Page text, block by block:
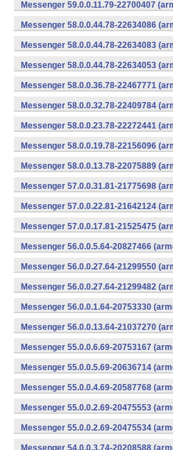
Messenger 59.0.0.11.79-22700407
Messenger 58.0.0.44.78-22634086
Messenger 58.0.0.44.78-22634083
Messenger 58.0.0.44.78-22634053
Messenger 58.0.0.36.78-22467771
Messenger 58.0.0.32.78-22409784
Messenger 58.0.0.23.78-22272441
Messenger 58.0.0.19.78-22156096
Messenger 58.0.0.13.78-22075889
Messenger 57.0.0.31.81-21775698
Messenger 57.0.0.22.81-21642124
Messenger 57.0.0.17.81-21525475
Messenger 56.0.0.5.64-20827466
Messenger 56.0.0.27.64-21299550
Messenger 56.0.0.27.64-21299482
Messenger 56.0.0.1.64-20753330
Messenger 56.0.0.13.64-21037270
Messenger 55.0.0.6.69-20753167
Messenger 55.0.0.5.69-20636714
Messenger 55.0.0.4.69-20587768
Messenger 55.0.0.2.69-20475553
Messenger 55.0.0.2.69-20475534
Messenger 54.0.0.3.74-20208588